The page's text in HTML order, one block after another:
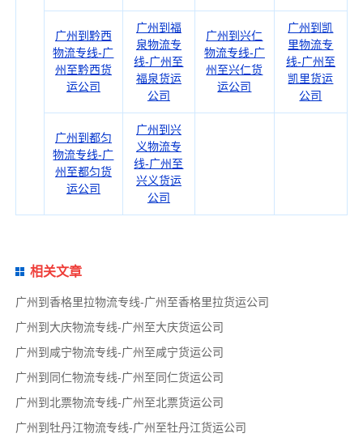
广州到黔西
物流专线-广
州至黔西货
运公司
广州到福
泉物流专
线-广州至
福泉货运
公司
广州到兴仁
物流专线-广
州至兴仁货
运公司
广州到凯
里物流专
线-广州至
凯里货运
公司
广州到都匀
物流专线-广
州至都匀货
运公司
广州到兴
义物流专
线-广州至
兴义货运
公司
相关文章
广州到香格里拉物流专线-广州至香格里拉货运公司
广州到大庆物流专线-广州至大庆货运公司
广州到咸宁物流专线-广州至咸宁货运公司
广州到同仁物流专线-广州至同仁货运公司
广州到北票物流专线-广州至北票货运公司
广州到牡丹江物流专线-广州至牡丹江货运公司